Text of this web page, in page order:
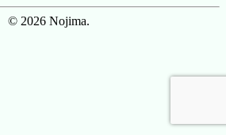
© 2026 Nojima.